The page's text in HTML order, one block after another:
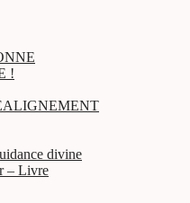
!
divine
– Livre